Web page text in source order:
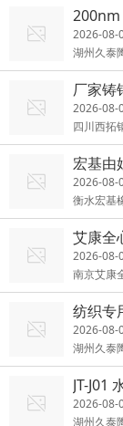
200nm
2026-08-
湖州久泰
厂家铸
2026-08-
四川西拓
宏基由
程持久
2026-08-
衡水宏基
艾康全
2026-08-
南京艾康
纺织专
2026-08-
湖州久泰
JT-J01
2026-08-
湖州久泰